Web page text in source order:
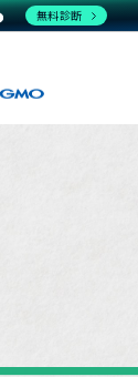
無料診断